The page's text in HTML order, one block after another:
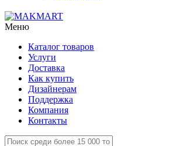
Меню
Каталог товаров
Услуги
Доставка
Как купить
Дизайнерам
Поддержка
Компания
Контакты